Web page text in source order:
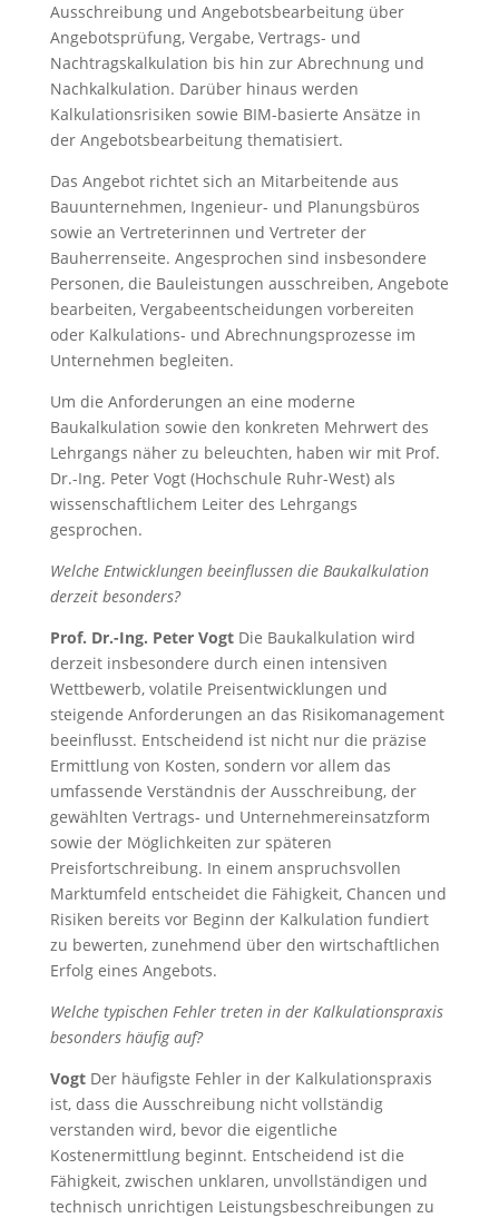
Ausschreibung und Angebotsbearbeitung über
Angebotsprüfung, Vergabe, Vertrags- und
Nachtragskalkulation bis hin zur Abrechnung und
Nachkalkulation. Darüber hinaus werden
Kalkulationsrisiken sowie BIM-basierte Ansätze in
der Angebotsbearbeitung thematisiert.
Das Angebot richtet sich an Mitarbeitende aus
Bauunternehmen, Ingenieur- und Planungsbüros
sowie an Vertreterinnen und Vertreter der
Bauherrenseite. Angesprochen sind insbesondere
Personen, die Bauleistungen ausschreiben, Angebote
bearbeiten, Vergabeentscheidungen vorbereiten
oder Kalkulations- und Abrechnungsprozesse im
Unternehmen begleiten.
Um die Anforderungen an eine moderne
Baukalkulation sowie den konkreten Mehrwert des
Lehrgangs näher zu beleuchten, haben wir mit Prof.
Dr.-Ing. Peter Vogt (Hochschule Ruhr-West) als
wissenschaftlichem Leiter des Lehrgangs
gesprochen.
Welche Entwicklungen beeinflussen die Baukalkulation
derzeit besonders?
Prof. Dr.-Ing. Peter VogtDie Baukalkulation wird
derzeit insbesondere durch einen intensiven
Wettbewerb, volatile Preisentwicklungen und
steigende Anforderungen an das Risikomanagement
beeinflusst. Entscheidend ist nicht nur die präzise
Ermittlung von Kosten, sondern vor allem das
umfassende Verständnis der Ausschreibung, der
gewählten Vertrags- und Unternehmereinsatzform
sowie der Möglichkeiten zur späteren
Preisfortschreibung. In einem anspruchsvollen
Marktumfeld entscheidet die Fähigkeit, Chancen und
Risiken bereits vor Beginn der Kalkulation fundiert
zu bewerten, zunehmend über den wirtschaftlichen
Erfolg eines Angebots.
Welche typischen Fehler treten in der Kalkulationspraxis
besonders häufig auf?
VogtDer häufigste Fehler in der Kalkulationspraxis
ist, dass die Ausschreibung nicht vollständig
verstanden wird, bevor die eigentliche
Kostenermittlung beginnt. Entscheidend ist die
Fähigkeit, zwischen unklaren, unvollständigen und
technisch unrichtigen Leistungsbeschreibungen zu